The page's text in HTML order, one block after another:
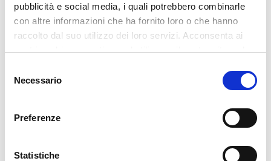
pubblicità e social media, i quali potrebbero combinarle
con altre informazioni che ha fornito loro o che hanno
raccolto dal suo utilizzo dei loro servizi. Acconsenta ai
nostri cookie se continua ad utilizzare il nostro sito web.
delNecessario
Preferenze
Statistiche
Altre news